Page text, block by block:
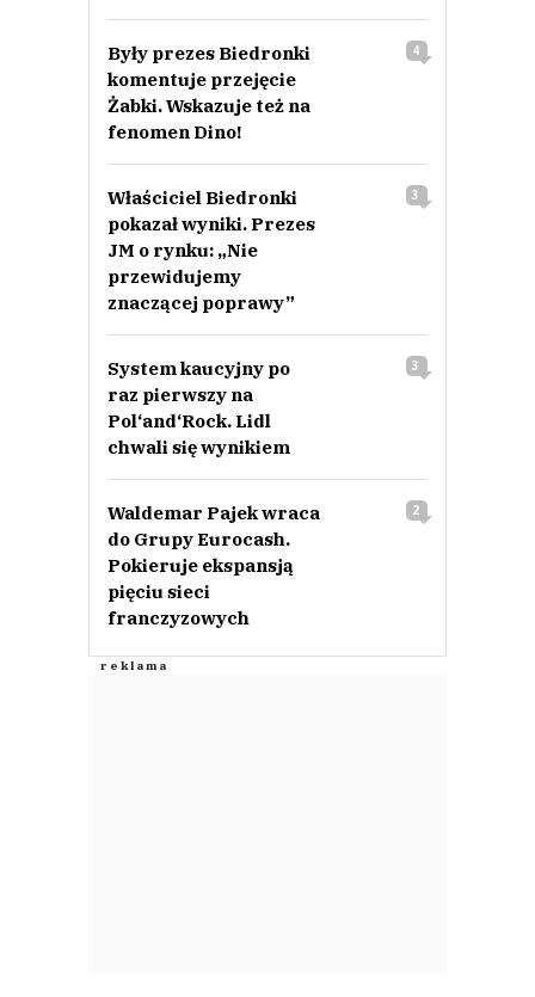
Były prezes Biedronki
komentuje przejęcie
Żabki. Wskazuje też na
fenomen Dino!
4
Właściciel Biedronki
pokazał wyniki. Prezes
JM o rynku: „Nie
przewidujemy
znaczącej poprawy”
3
System kaucyjny po
raz pierwszy na
Pol‘and‘Rock. Lidl
chwali się wynikiem
3
Waldemar Pajek wraca
do Grupy Eurocash.
Pokieruje ekspansją
pięciu sieci
franczyzowych
2